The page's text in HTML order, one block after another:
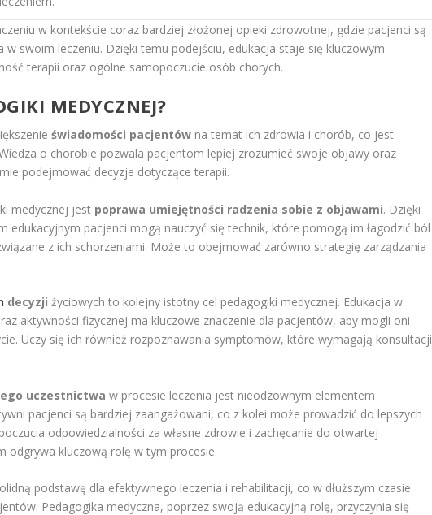
w kontekście coraz bardziej złożonej opieki zdrowotnej, gdzie pacjenci są
w swoim leczeniu. Dzięki temu podejściu, edukacja staje się kluczowym
terapii oraz ogólne samopoczucie osób chorych.
MEDYCZNEJ?
świadomości pacjentów na temat ich zdrowia i chorób, co jest
o chorobie pozwala pacjentom lepiej zrozumieć swoje objawy oraz
podejmować decyzje dotyczące terapii.
medycznej jest poprawa umiejętności radzenia sobie z objawami. Dzięki
edukacyjnym pacjenci mogą nauczyć się technik, które pomogą im łagodzić ból
z ich schorzeniami. Może to obejmować zarówno strategię zarządzania
decyzji życiowych to kolejny istotny cel pedagogiki medycznej. Edukacja w
aktywności fizycznej ma kluczowe znaczenie dla pacjentów, aby mogli oni
Uczy się ich również rozpoznawania symptomów, które wymagają konsultacji
uczestnictwa w procesie leczenia jest nieodzownym elementem
pacjenci są bardziej zaangażowani, co z kolei może prowadzić do lepszych
odpowiedzialności za własne zdrowie i zachęcanie do otwartej
odgrywa kluczową rolę w tym procesie.
podstawę dla efektywnego leczenia i rehabilitacji, co w dłuższym czasie
Pedagogika medyczna, poprzez swoją edukacyjną rolę, przyczynia się